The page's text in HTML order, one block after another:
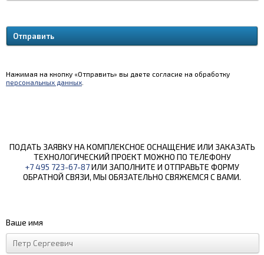
Нажимая на кнопку «Отправить» вы даете согласие на обработку
персональных данных
ПОДАТЬ ЗАЯВКУ НА КОМПЛЕКСНОЕ ОСНАЩЕНИЕ ИЛИ ЗАКАЗАТЬ
ТЕХНОЛОГИЧЕСКИЙ ПРОЕКТ МОЖНО ПО ТЕЛЕФОНУ
+7 495 723-67-87ИЛИ ЗАПОЛНИТЕ И ОТПРАВЬТЕ ФОРМУ
ОБРАТНОЙ СВЯЗИ, МЫ ОБЯЗАТЕЛЬНО СВЯЖЕМСЯ С ВАМИ.
Ваше имя